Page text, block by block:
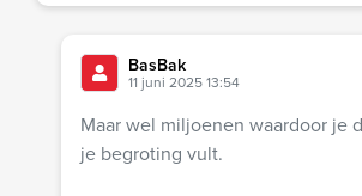
BasBak
11 juni 2025 13:54
Maar wel miljoenen waardoor je
je begroting vult.